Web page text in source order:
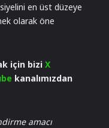
en üst düzeye
olarak öne
için bizi X
kanalımızdan
amacı